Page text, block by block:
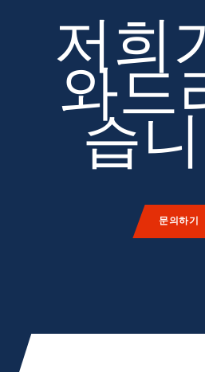
저희
와드
습
문의하기